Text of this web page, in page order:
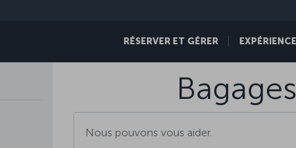
RÉSERVER ET GÉRER EXPÉRIENCE